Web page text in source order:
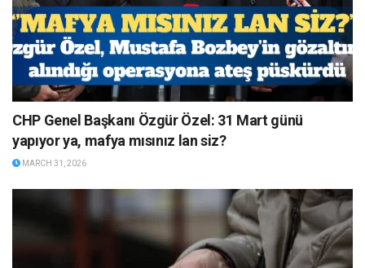
CHP Genel Başkanı Özgür Özel: 31 Mart günü
yapıyor ya, mafya mısınız lan siz?
MARCH 31, 2026